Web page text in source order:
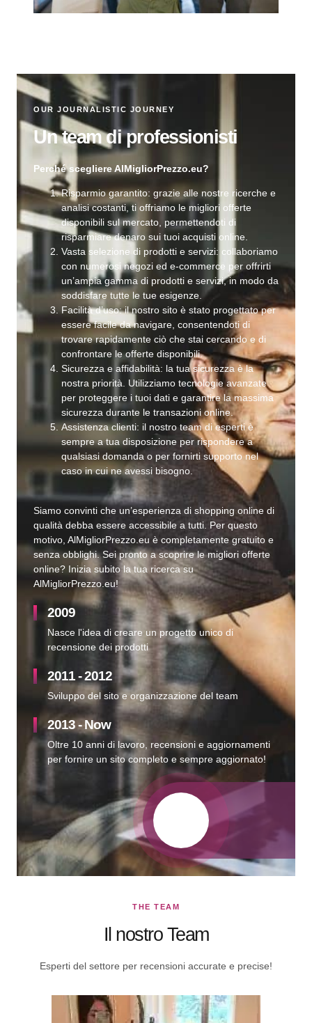
OUR JOURNALISTIC JOURNEY
Un team di professionisti
Perché scegliere AlMigliorPrezzo.eu?
Risparmio garantito: grazie alle nostre ricerche e
analisi costanti, ti offriamo le migliori offerte
disponibili sul mercato, permettendoti di
risparmiare denaro sui tuoi acquisti online.
Vasta selezione di prodotti e servizi: collaboriamo
con numerosi negozi ed e-commerce per offrirti
un’ampia gamma di prodotti e servizi, in modo da
soddisfare tutte le tue esigenze.
Facilità d’uso: il nostro sito è stato progettato per
essere facile da navigare, consentendoti di
trovare rapidamente ciò che stai cercando e di
confrontare le offerte disponibili.
Sicurezza e affidabilità: la tua sicurezza è la
nostra priorità. Utilizziamo tecnologie avanzate
per proteggere i tuoi dati e garantire la massima
sicurezza durante le transazioni online.
Assistenza clienti: il nostro team di esperti è
sempre a tua disposizione per rispondere a
qualsiasi domanda o per fornirti supporto nel
caso in cui ne avessi bisogno.
Siamo convinti che un’esperienza di shopping online di
qualità debba essere accessibile a tutti. Per questo
motivo, AlMigliorPrezzo.eu è completamente gratuito e
senza obblighi. Sei pronto a scoprire le migliori offerte
online? Inizia subito la tua ricerca su
AlMigliorPrezzo.eu!
2009
Nasce l'idea di creare un progetto unico di
recensione dei prodotti
2011 - 2012
Sviluppo del sito e organizzazione del team
2013 - Now
Oltre 10 anni di lavoro, recensioni e aggiornamenti
per fornire un sito completo e sempre aggiornato!
THE TEAM
Il nostro Team
Esperti del settore per recensioni accurate e precise!